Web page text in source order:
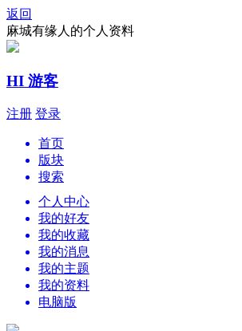
返回
麻城有缘人的个人资料
HI 游客
注册 登录
首页
版块
搜索
个人中心
我的好友
我的收藏
我的消息
我的主题
我的资料
电脑版